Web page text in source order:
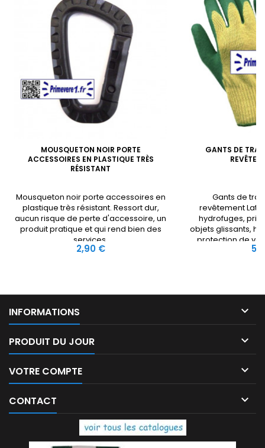
MOUSQUETON NOIR PORTE
ACCESSOIRES EN PLASTIQUE TRÈS
RÉSISTANT
Mousqueton noir porte accessoires en
plastique très résistant. Ressort dur,
aucun risque de perte d'accessoire, un
produit pratique et qui rend bien des
services.
Prix
2,90 €
GANTS DE
Gants de
revêtement
hydrofuges,
objets glissants,
protection de
travail. GantsPrix
INFORMATIONS 
PRODUIT DU JOUR 
VOTRE COMPTE 
CONTACT 